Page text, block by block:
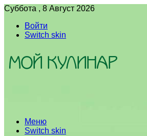
Суббота , 8 Август 2026
Войти
Switch skin
Меню
Switch skin